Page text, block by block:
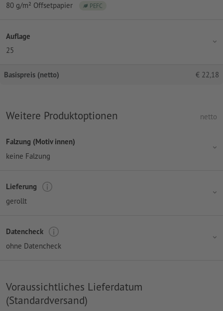
80 g/m² Offsetpapier
PEFC
Auflage
25
Basispreis (netto) € 22,18
Weitere Produktoptionen netto
Falzung (Motiv innen)
keine Falzung
Lieferung
gerollt
Datencheck
ohne Datencheck
Voraussichtliches Lieferdatum
(Standardversand)